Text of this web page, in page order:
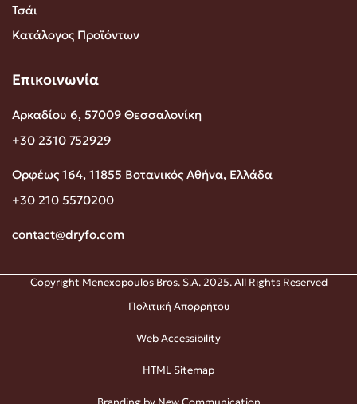
Τσάι
Κατάλογος Προϊόντων
Επικοινωνία
Αρκαδίου 6, 57009 Θεσσαλονίκη
+30 2310 752929
Ορφέως 164, 11855 Βοτανικός Αθήνα, Ελλάδα
+30 210 5570200
contact@dryfo.com
Copyright Menexopoulos Bros. S.A. 2025. All Rights Reserved
Πολιτική Απορρήτου
Web Accessibility
HTML Sitemap